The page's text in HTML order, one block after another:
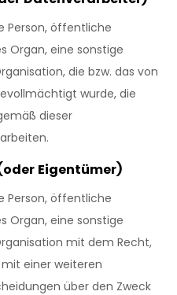
Person, öffentliche
Organ, eine sonstige
die bzw. das von
wurde, die
dieser
Eigentümer)
Person, öffentliche
Organ, eine sonstige
mit dem Recht,
einer weiteren
über den Zweck